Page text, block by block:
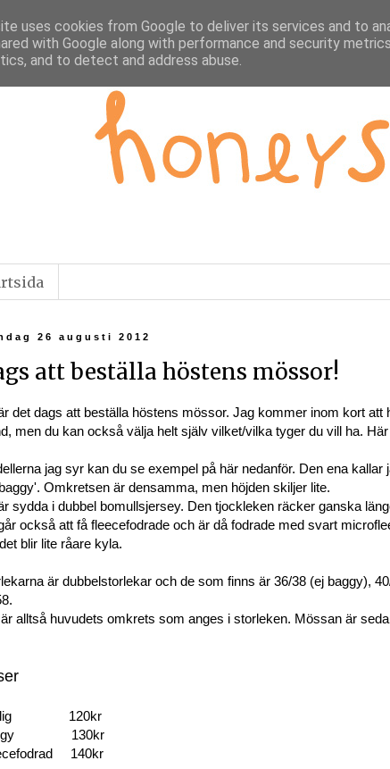
26 augusti 2012
att beställa höstens mössor!
det dags att beställa höstens mössor. Jag kommer inom kort att
men du kan också välja helt själv vilket/vilka tyger du vill ha. Här
jag syr kan du se exempel på här nedanför. Den ena kallar
Omkretsen är densamma, men höjden skiljer lite.
sydda i dubbel bomullsjersey. Den tjockleken räcker ganska
också att få fleecefodrade och är då fodrade med svart
blir lite råare kyla.
är dubbelstorlekar och de som finns är 36/38 (ej baggy),
alltså huvudets omkrets som anges i storleken. Mössan är
120kr
130kr
140kr
uses cookies from Google to deliver its services and to
with Google along with performance and security
and to detect and address abuse.